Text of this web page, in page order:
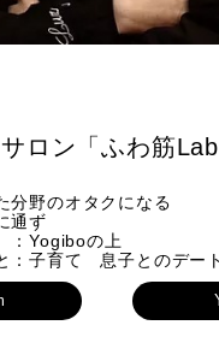
ロン「ふわ筋
野のオタクになる
通ず
：Yogiboの上
：子育て 息子とのデート